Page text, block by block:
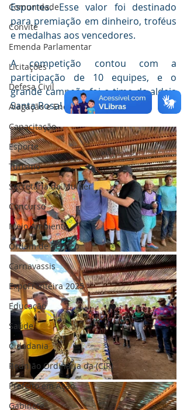
Comunidade
Convite
Emenda Parlamentar
Licitações
Defesa Civil
Alagação e Enchente
Capacitação
Esporte
Turismo
Secretaria da Mulher
Concurso
Meio Ambiente
Ordem de Serviço
Carnavassis
ExpoFronteira 2025
Educação
Saúde
Cidadania
Reunião Ordinária da (CIR)
Prefeito em Ação
Gabinete
Esportes. Esse valor foi destinado
para premiação em dinheiro, troféus
e medalhas aos vencedores.
A competição contou com a
participação de 10 equipes, e o
grande campeão foi o time da aldeia
Santa Rosa!